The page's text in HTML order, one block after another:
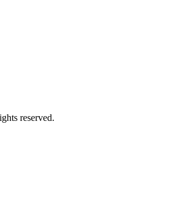
reserved.